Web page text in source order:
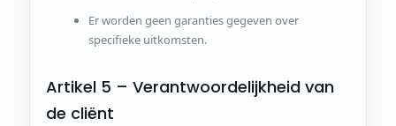
Er worden geen garanties gegeven over
specifieke uitkomsten.
Artikel 5 – Verantwoordelijkheid van
de cliënt